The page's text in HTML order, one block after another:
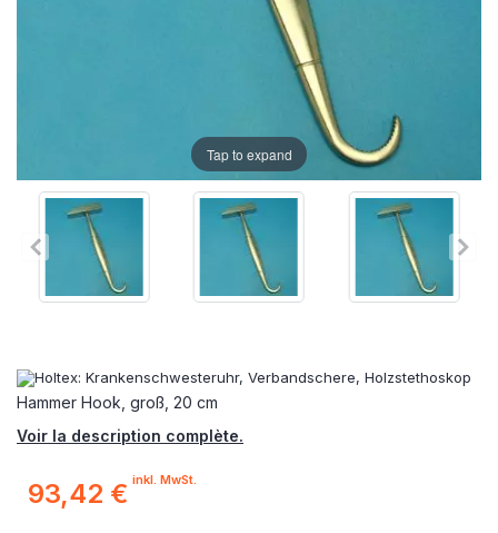
Hammer Hook, groß, 20 cm
Voir la description complète.
93,42 € inkl. MwSt.
Tap to expand